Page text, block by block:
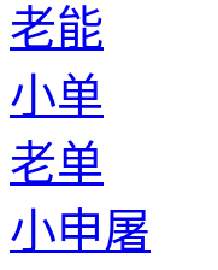
老能
小单
老单
小申屠